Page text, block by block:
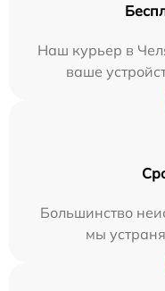
Наш курьер в
ваше
Большинство
мы